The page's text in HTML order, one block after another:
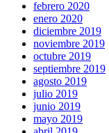
febrero 2020
enero 2020
diciembre 2019
noviembre 2019
octubre 2019
septiembre 2019
agosto 2019
julio 2019
junio 2019
mayo 2019